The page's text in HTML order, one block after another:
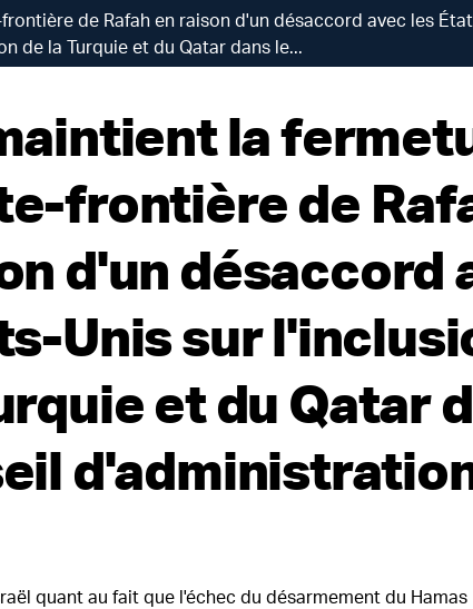
de Rafah en raison d'un désaccord avec les
de la Turquie et du Qatar dans le...
la
frontière de
d'un désaccord
Unis sur
et du Qatar
quant au fait que l'échec du désarmement du